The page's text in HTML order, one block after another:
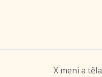
X meni a těla